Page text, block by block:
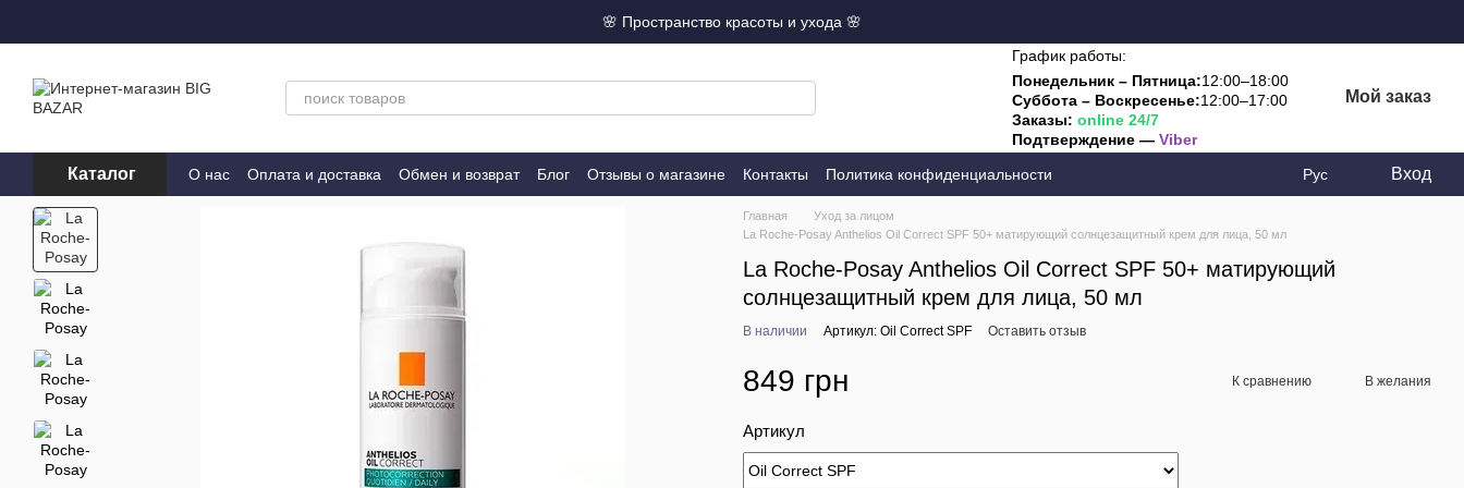
🌸 Пространство красоты и ухода 🌸
График работы:
Понедельник – Пятница:12:00–18:00
Суббота – Воскресенье:12:00–17:00
Заказы: online 24/7
Подтверждение — Viber
Мой заказ
Каталог О нас Оплата и доставка Обмен и возврат Блог Отзывы о магазине Контакты Политика конфиденциальности Рус Вход
Главная
Уход за лицом
La Roche-Posay Anthelios Oil Correct SPF 50+ матирующий солнцезащитный крем для лица, 50 мл
La Roche-Posay Anthelios Oil Correct SPF 50+ матирующий
солнцезащитный крем для лица, 50 мл
В наличии Артикул: Oil Correct SPF Оставить отзыв
849 грн К сравнению В желания
Артикул